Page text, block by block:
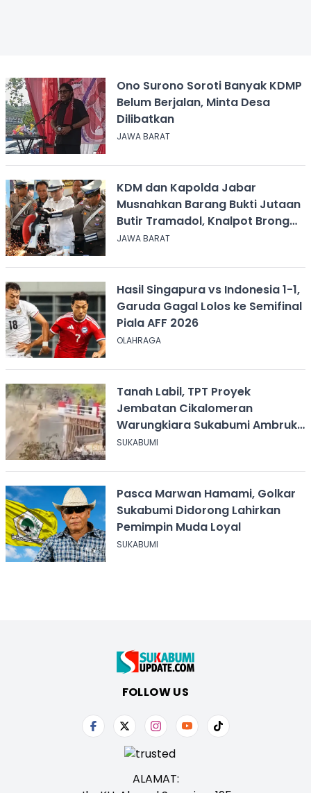
Ono Surono Soroti Banyak KDMP
Belum Berjalan, Minta Desa
Dilibatkan
JAWA BARAT
KDM dan Kapolda Jabar
Musnahkan Barang Bukti Jutaan
Butir Tramadol, Knalpot Brong
hingga Miras
JAWA BARAT
Hasil Singapura vs Indonesia 1-1,
Garuda Gagal Lolos ke Semifinal
Piala AFF 2026
OLAHRAGA
Tanah Labil, TPT Proyek
Jembatan Cikalomeran
Warungkiara Sukabumi Ambruk
Saat Pengurugan
SUKABUMI
Pasca Marwan Hamami, Golkar
Sukabumi Didorong Lahirkan
Pemimpin Muda Loyal
SUKABUMI
FOLLOW US
ALAMAT: